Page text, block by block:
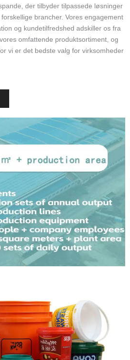
der tilbyder tilpassede løsninger
brancher. Vores engagement
og kundetilfredshed adskiller os fra
omfattende produktsortiment, og
vi er det bedste valg for virksomheder